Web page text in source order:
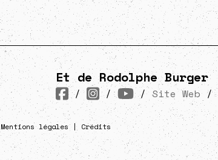
Et de Rodolphe Burger
/ / /Site Web/
Mentions légales| Crédits